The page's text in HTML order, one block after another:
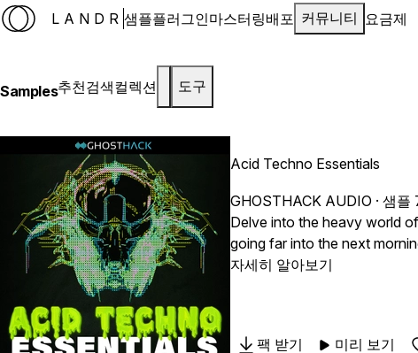
LANDR 샘플플러그인마스터링배포 커뮤니티 요금제
Samples추천검색컬렉션 도구
Acid Techno Essentials
GHOSTHACK AUDIO · 샘플
Delve into the heavy world
going far into the next
having to look elsewhere for anything. Loaded with inspiring loops, Acid Techno Essentials also gives you all of
자세히 알아보기
팩 받기 미리 보기